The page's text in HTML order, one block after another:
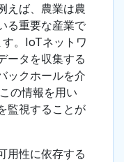
えば、農業は農
る重要な産業で
。IoTネットワ
ータを収集する
ックホールを介
の情報を用い
監視することが
用性に依存する